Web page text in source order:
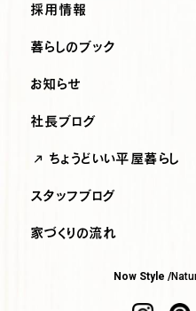
採用情報
暮らしのブック
お知らせ
社長ブログ
ちょうどいい平屋暮らし
スタッフブログ
家づくりの流れ
Now Style /